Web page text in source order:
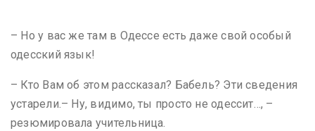
– Но у вас же там в Одессе есть даже свой особый
одесский язык!
– Кто Вам об этом рассказал? Бабель? Эти сведения
устарели.– Ну, видимо, ты просто не одессит…, –
резюмировала учительница.